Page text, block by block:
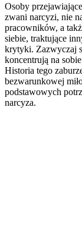
Osoby
zwani narcyzi, nie
pracowników, a
siebie, traktujące
krytyki. Zazwyczaj
koncentrują na
Historia tego
bezwarunkowej
podstawowych
narcyza.